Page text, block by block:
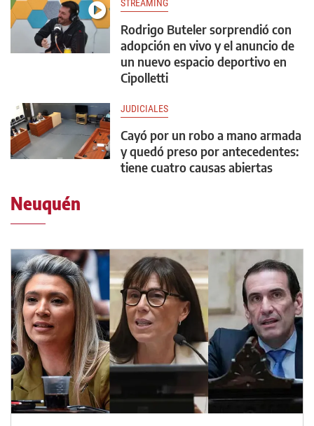
STREAMING
Rodrigo Buteler sorprendió con
adopción en vivo y el anuncio de
un nuevo espacio deportivo en
Cipolletti
JUDICIALES
Cayó por un robo a mano armada
y quedó preso por antecedentes:
tiene cuatro causas abiertas
Neuquén